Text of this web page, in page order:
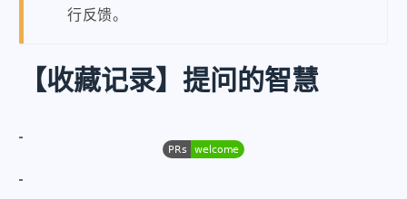
行反馈。
【收藏记录】提问的智慧